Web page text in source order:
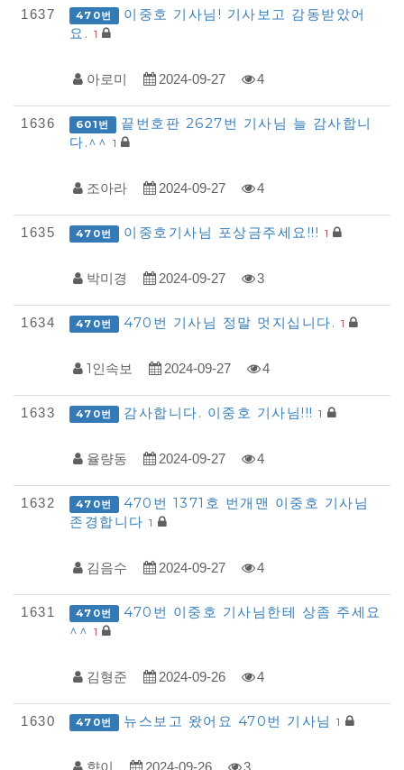
례
록
1637 470번
이중호 기사님! 기사보고 감동받았어
요. 1
아로미 2024-09-27 4
1636 601번
끝번호판 2627번 기사님 늘 감사합니
다.^^ 1
조아라 2024-09-27 4
1635 470번 이중호기사님 포상금주세요!!! 1
박미경 2024-09-27 3
1634 470번 470번 기사님 정말 멋지십니다. 1
1인속보 2024-09-27 4
1633 470번 감사합니다. 이중호 기사님!!! 1
율량동 2024-09-27 4
1632 470번
470번 1371호 번개맨 이중호 기사님
존경합니다 1
김음수 2024-09-27 4
1631 470번
470번 이중호 기사님한테 상좀 주세요
^^ 1
김형준 2024-09-26 4
1630 470번 뉴스보고 왔어요 470번 기사님 1
2024-09-26 3